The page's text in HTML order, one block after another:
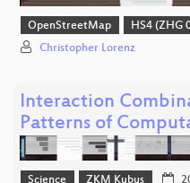
OpenStreetMap HS4 (ZHG
Christopher Lorenz
Interaction
Patterns of
Science ZKM Kubus